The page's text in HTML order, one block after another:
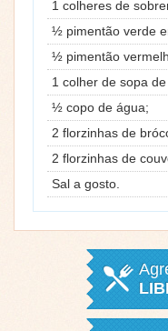
1 colheres de
½ pimentão verde
½ pimentão
1 colher de sopa
½ copo de água;
2 florzinhas de
2 florzinhas de
Sal a gosto.